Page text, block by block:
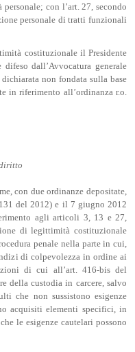
con l’art. 27, secondo
personale di tratti funzionali
costituzionale il Presidente
dall’Avvocatura generale
non fondata sulla base
in riferimento all’ordinanza r.o.
con due ordinanze depositate,
del 2012) e il 7 giugno 2012
agli articoli 3, 13 e 27,
di legittimità costituzionale
penale nella parte in cui,
di colpevolezza in ordine ai
di cui all’art. 416-bis del
della custodia in carcere, salvo
che non sussistono esigenze
acquisiti elementi specifici, in
le esigenze cautelari possono